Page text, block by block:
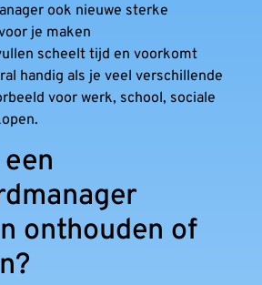
ook nieuwe sterke
je maken
scheelt tijd en voorkomt
handig als je veel verschillende
voor werk, school, sociale
onthouden of